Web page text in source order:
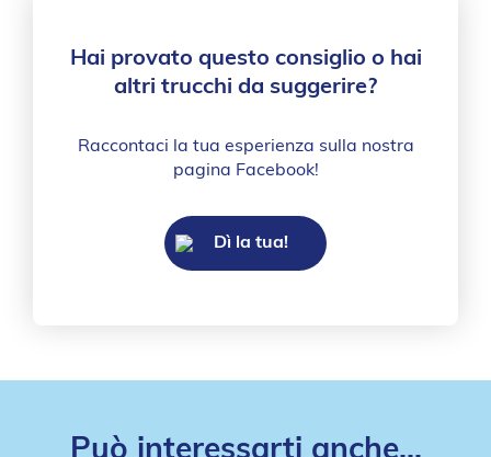
Hai provato questo consiglio o hai
altri trucchi da suggerire?
Raccontaci la tua esperienza sulla nostra
pagina Facebook!
Dì la tua!